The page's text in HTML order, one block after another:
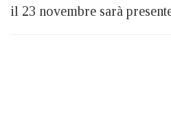
il 23 novembre sarà